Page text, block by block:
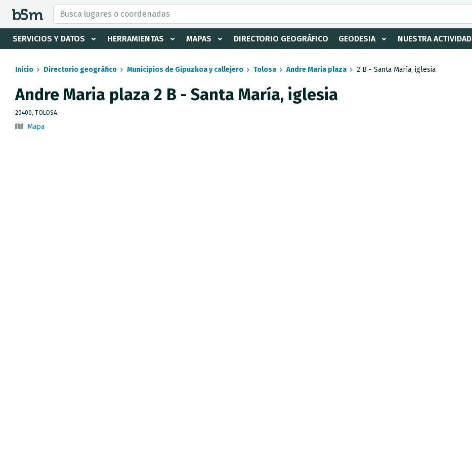
SERVICIOS Y DATOS HERRAMIENTAS MAPAS DIRECTORIO GEOGRÁFICO GEODESIA NUESTRA ACTIVIDAD
Buscador y directorio
Inicio Directorio geográfico Municipios de Gipuzkoa y callejero Tolosa Andre Maria plaza 2 B - Santa María, iglesia
Andre Maria plaza 2 B - Santa María, iglesia
20400, TOLOSA
Mapa